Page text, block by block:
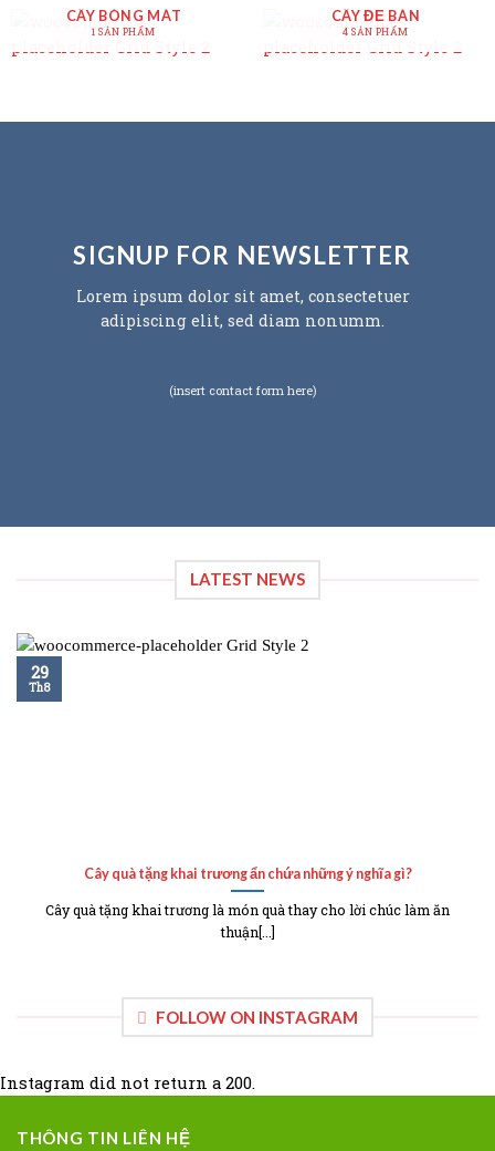
CÂY BÓNG MÁT
1 SẢN PHẨM
CÂY ĐỂ BÀN
4 SẢN PHẨM
SIGNUP FOR NEWSLETTER
Lorem ipsum dolor sit amet, consectetuer
adipiscing elit, sed diam nonumm.
(insert contact form here)
LATEST NEWS
Cây quà tặng khai trương ẩn chứa những ý nghĩa gì?
Cây quà tặng khai trương là món quà thay cho lời chúc làm ăn
thuận[...]
29
Th8
FOLLOW ON INSTAGRAM
Instagram did not return a 200.
THÔNG TIN LIÊN HỆ